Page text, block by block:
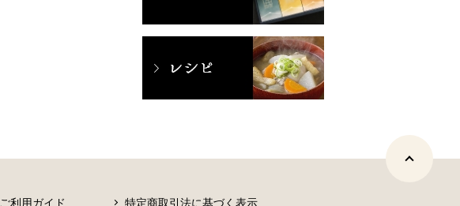
ご利用ガイド 特定商取引法に基づく表示